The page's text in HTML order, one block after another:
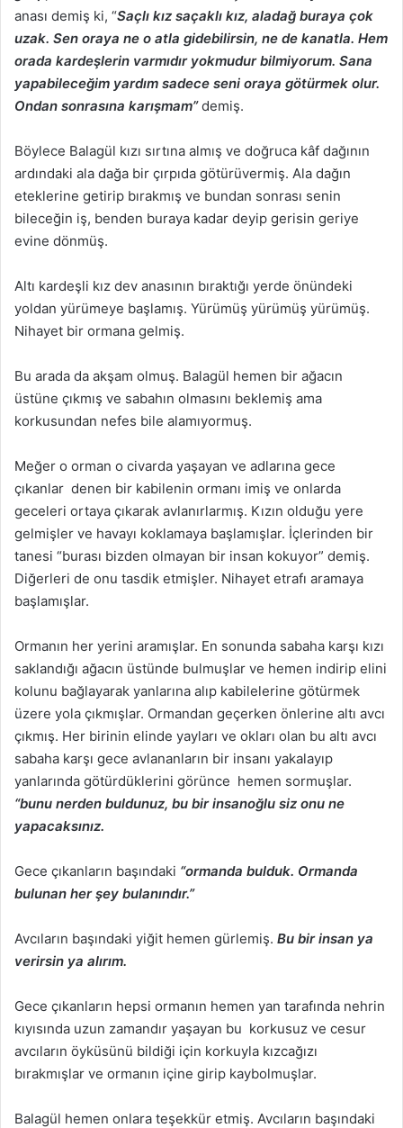
anası demiş ki, “Saçlı kız saçaklı kız, aladağ buraya çok
uzak. Sen oraya ne o atla gidebilirsin, ne de kanatla. Hem
orada kardeşlerin varmıdır yokmudur bilmiyorum. Sana
yapabileceğim yardım sadece seni oraya götürmek olur.
Ondan sonrasına karışmam”demiş.
Böylece Balagül kızı sırtına almış ve doğruca kâf dağının
ardındaki ala dağa bir çırpıda götürüvermiş. Ala dağın
eteklerine getirip bırakmış ve bundan sonrası senin
bileceğin iş, benden buraya kadar deyip gerisin geriye
evine dönmüş.
Altı kardeşli kız dev anasının bıraktığı yerde önündeki
yoldan yürümeye başlamış. Yürümüş yürümüş yürümüş.
Nihayet bir ormana gelmiş.
Bu arada da akşam olmuş. Balagül hemen bir ağacın
üstüne çıkmış ve sabahın olmasını beklemiş ama
korkusundan nefes bile alamıyormuş.
Meğer o orman o civarda yaşayan ve adlarına gece
çıkanlar denen bir kabilenin ormanı imiş ve onlarda
geceleri ortaya çıkarak avlanırlarmış. Kızın olduğu yere
gelmişler ve havayı koklamaya başlamışlar. İçlerinden bir
tanesi “burası bizden olmayan bir insan kokuyor” demiş.
Diğerleri de onu tasdik etmişler. Nihayet etrafı aramaya
başlamışlar.
Ormanın her yerini aramışlar. En sonunda sabaha karşı kızı
saklandığı ağacın üstünde bulmuşlar ve hemen indirip elini
kolunu bağlayarak yanlarına alıp kabilelerine götürmek
üzere yola çıkmışlar. Ormandan geçerken önlerine altı avcı
çıkmış. Her birinin elinde yayları ve okları olan bu altı avcı
sabaha karşı gece avlananların bir insanı yakalayıp
yanlarında götürdüklerini görünce hemen sormuşlar.
“bunu nerden buldunuz, bu bir insanoğlu siz onu ne
yapacaksınız.
Gece çıkanların başındaki “ormanda bulduk. Ormanda
bulunan her şey bulanındır.”
Avcıların başındaki yiğit hemen gürlemiş. Bu bir insan ya
verirsin ya alırım.
Gece çıkanların hepsi ormanın hemen yan tarafında nehrin
kıyısında uzun zamandır yaşayan bu korkusuz ve cesur
avcıların öyküsünü bildiği için korkuyla kızcağızı
bırakmışlar ve ormanın içine girip kaybolmuşlar.
Balagül hemen onlara teşekkür etmiş. Avcıların başındaki